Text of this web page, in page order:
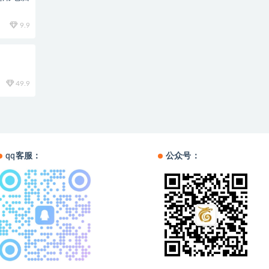
9.9
49.9
qq客服： 公众号：